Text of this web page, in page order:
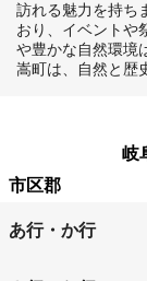
訪れる魅力を持ち
おり、イベントや
や豊かな自然環境
嵩町は、自然と歴
岐
市区郡
あ行・か行